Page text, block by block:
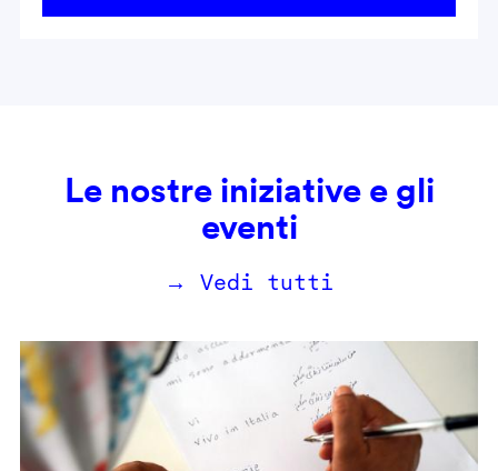
Le nostre iniziative e gli
eventi
→ Vedi tutti